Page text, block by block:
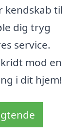
kendskab til
dig tryg
service.
mod en
i dit hjem!